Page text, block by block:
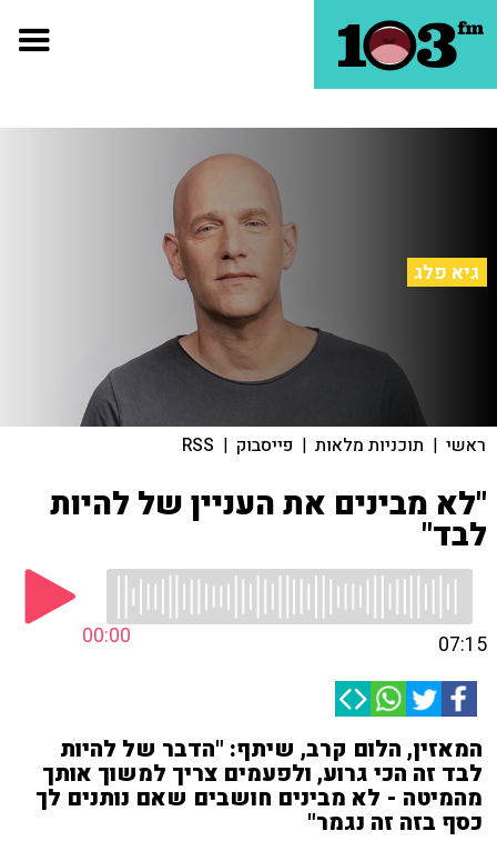
גיא פלג
ראשי | תוכניות מלאות | פייסבוק |
RSS
"לא מבינים את העניין של להיות
לבד"
00:00 07:15
המאזין, הלום קרב, שיתף: "הדבר של להיות
לבד זה הכי גרוע, ולפעמים צריך למשוך אותך
מהמיטה - לא מבינים חושבים שאם נותנים לך
כסף בזה זה נגמר"